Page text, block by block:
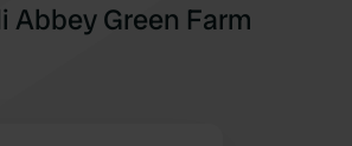
Abbey Green Farm